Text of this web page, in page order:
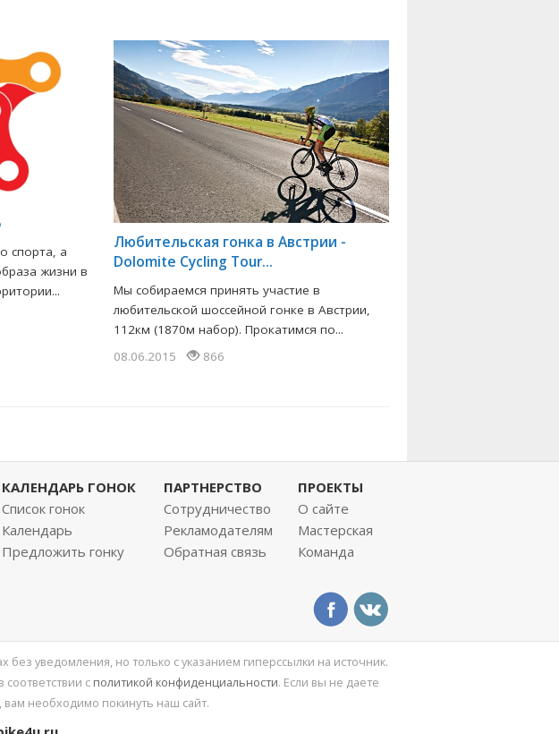
спорта, а
жизни в
Любительская гонка в Австрии -
Dolomite Cycling Tour...
Мы собираемся принять участие в
любительской шоссейной гонке в Австрии,
112км (1870м набор). Прокатимся по...
08.06.2015
866
КАЛЕНДАРЬ ГОНОК
Список гонок
Календарь
Предложить гонку
ПАРТНЕРСТВО
Сотрудничество
Рекламодателям
Обратная связь
ПРОЕКТЫ
О сайте
Мастерская
Команда
уведомления, но только с указанием гиперссылки на источник.
с политикой конфиденциальности. Если вы не даете
вам необходимо покинуть наш сайт.